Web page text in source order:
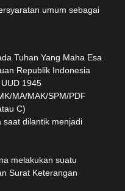
umum sebagai
Tuhan Yang Maha Esa
Republik Indonesia
1945
MA/MAK/SPM/PDF
C)
saat dilantik menjadi
melakukan suatu
Surat Keterangan